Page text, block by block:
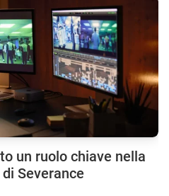
un ruolo chiave nella
Severance